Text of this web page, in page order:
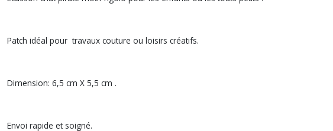
Patch idéal pour travaux couture ou loisirs créatifs.
Dimension: 6,5 cm X 5,5 cm .
Envoi rapide et soigné.